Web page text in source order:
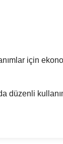
için
düzenli